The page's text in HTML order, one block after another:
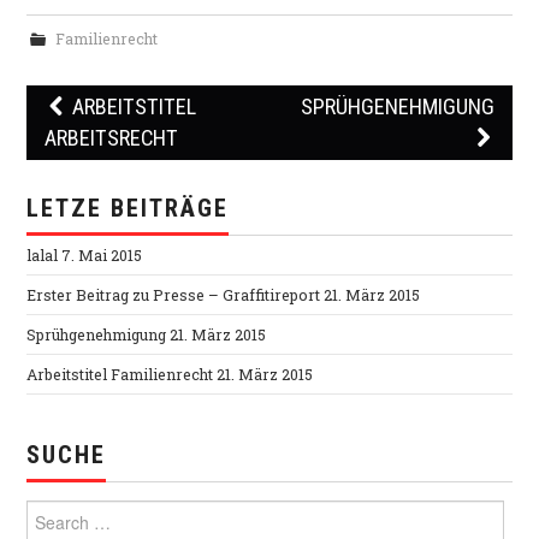
ARTISTS
SHOPS
KONTAKT
Familienrecht
Post navigation
ARBEITSTITEL
ARBEITSRECHT
SPRÜHGENEHMIGUNG
LETZE BEITRÄGE
lalal 7. Mai 2015
Erster Beitrag zu Presse – Graffitireport 21. März 2015
Sprühgenehmigung 21. März 2015
Arbeitstitel Familienrecht 21. März 2015
SUCHE
Search for: